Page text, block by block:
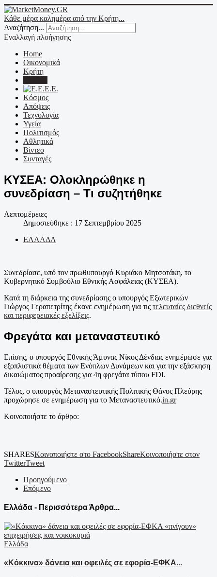
Κάθε μέρα καλημέρα από την Κρήτη...
Αναζήτηση...
Εναλλαγή πλοήγησης
Home
Οικονομικά
Κρήτη
Ε.Ε.
Κόσμος
Απόψεις
Τεχνολογία
Υγεία
Πολιτισμός
Αθλητικά
Βίντεο
Συνταγές
ΚΥΣΕΑ: Ολοκληρώθηκε η
συνεδρίαση – Τι συζητήθηκε
Λεπτομέρειες
Δημοσιεύθηκε : 17 Σεπτεμβρίου 2025
ΕΛΛΑΔΑ
Συνεδρίασε, υπό τον πρωθυπουργό Κυριάκο Μητσοτάκη, το
Κυβερνητικό Συμβούλιο Εθνικής Ασφάλειας (ΚΥΣΕΑ).
Κατά τη διάρκεια της συνεδρίασης ο υπουργός Εξωτερικών
Γιώργος Γεραπετρίτης έκανε ενημέρωση για τις τελευταίες διεθνείς
και περιφερειακές εξελίξεις.
Φρεγάτα και μεταναστευτικό
Επίσης, ο υπουργός Εθνικής Άμυνας Νίκος Δένδιας ενημέρωσε για
εξοπλιστικά θέματα των Ενόπλων Δυνάμεων και για την εξάσκηση
δικαιώματος προαίρεσης για 4η φρεγάτα τύπου FDI.
Τέλος, ο υπουργός Μεταναστευτικής Πολιτικής Θάνος Πλεύρης
προχώρησε σε ενημέρωση για το Μεταναστευτικό.in.gr
Κοινοποιήστε το άρθρο:
SHARESΚοινοποιήστε στο FacebookShareΚοινοποιήστε στον
TwitterTweet
Προηγούμενο
Επόμενο
Ελλάδα - Περισσότερα Άρθρα...
Ελλάδα
«Κόκκινα» δάνεια και οφειλές σε εφορία-ΕΦΚΑ...